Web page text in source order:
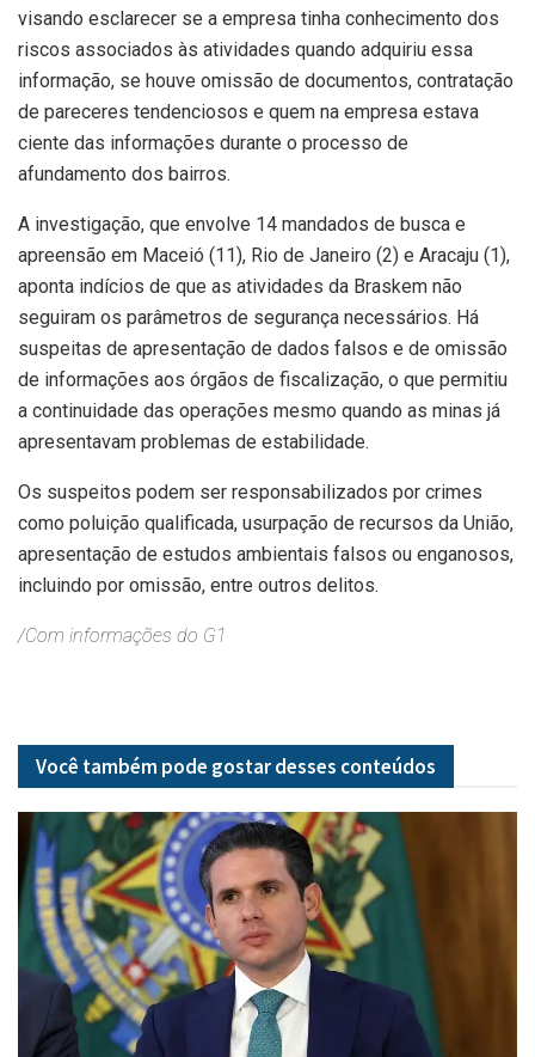
visando esclarecer se a empresa tinha conhecimento dos
riscos associados às atividades quando adquiriu essa
informação, se houve omissão de documentos, contratação
de pareceres tendenciosos e quem na empresa estava
ciente das informações durante o processo de
afundamento dos bairros.
A investigação, que envolve 14 mandados de busca e
apreensão em Maceió (11), Rio de Janeiro (2) e Aracaju (1),
aponta indícios de que as atividades da Braskem não
seguiram os parâmetros de segurança necessários. Há
suspeitas de apresentação de dados falsos e de omissão
de informações aos órgãos de fiscalização, o que permitiu
a continuidade das operações mesmo quando as minas já
apresentavam problemas de estabilidade.
Os suspeitos podem ser responsabilizados por crimes
como poluição qualificada, usurpação de recursos da União,
apresentação de estudos ambientais falsos ou enganosos,
incluindo por omissão, entre outros delitos.
/Com informações do G1
Você também pode gostar desses conteúdos